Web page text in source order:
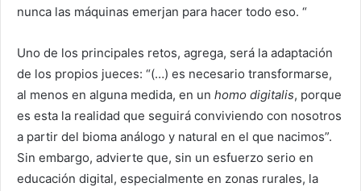
nunca las máquinas emerjan para hacer todo eso. “
Uno de los principales retos, agrega, será la adaptación
de los propios jueces: “(…) es necesario transformarse,
al menos en alguna medida, en un homo digitalis, porque
es esta la realidad que seguirá conviviendo con nosotros
a partir del bioma análogo y natural en el que nacimos”.
Sin embargo, advierte que, sin un esfuerzo serio en
educación digital, especialmente en zonas rurales, la